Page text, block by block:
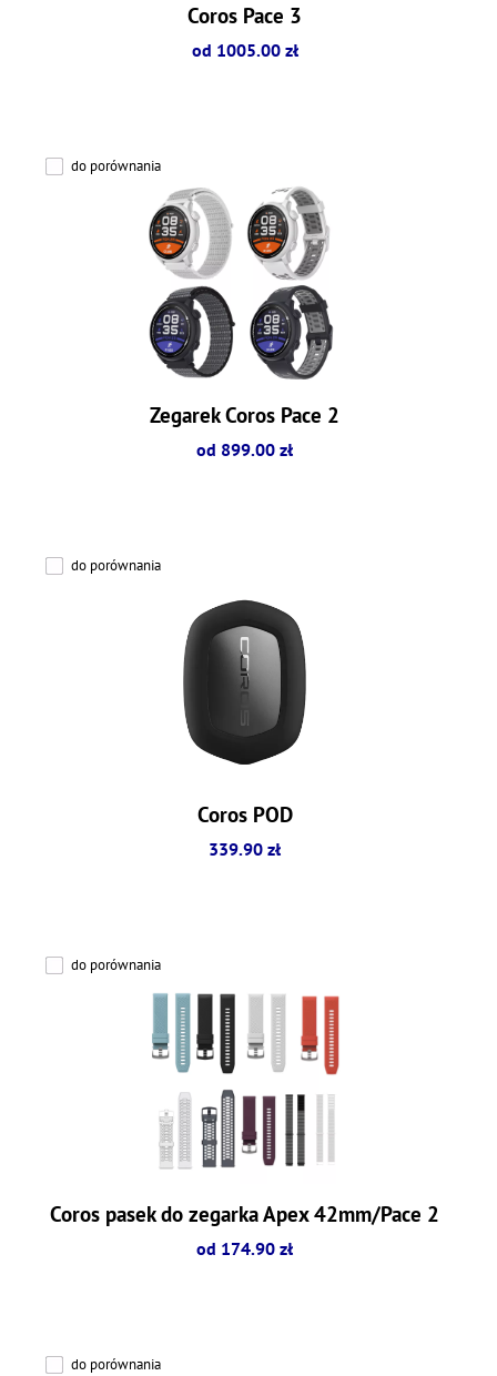
Coros Pace 3
od 1005.00 zł
do porównania
Zegarek Coros Pace 2
od 899.00 zł
do porównania
Coros POD
339.90 zł
do porównania
Coros pasek do zegarka Apex 42mm/Pace 2
od 174.90 zł
do porównania